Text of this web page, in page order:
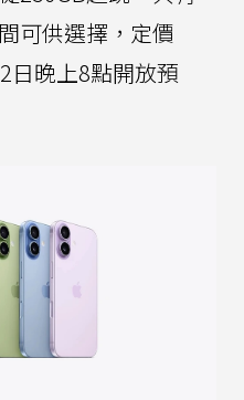
可供選擇，定價
日晚上8點開放預